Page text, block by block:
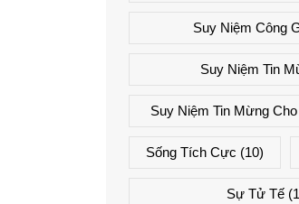
Suy Niệm Công
Suy Niệm Tin
Suy Niệm Tin Mừng
Sống Tích Cực (10)
Sự Tử Tế